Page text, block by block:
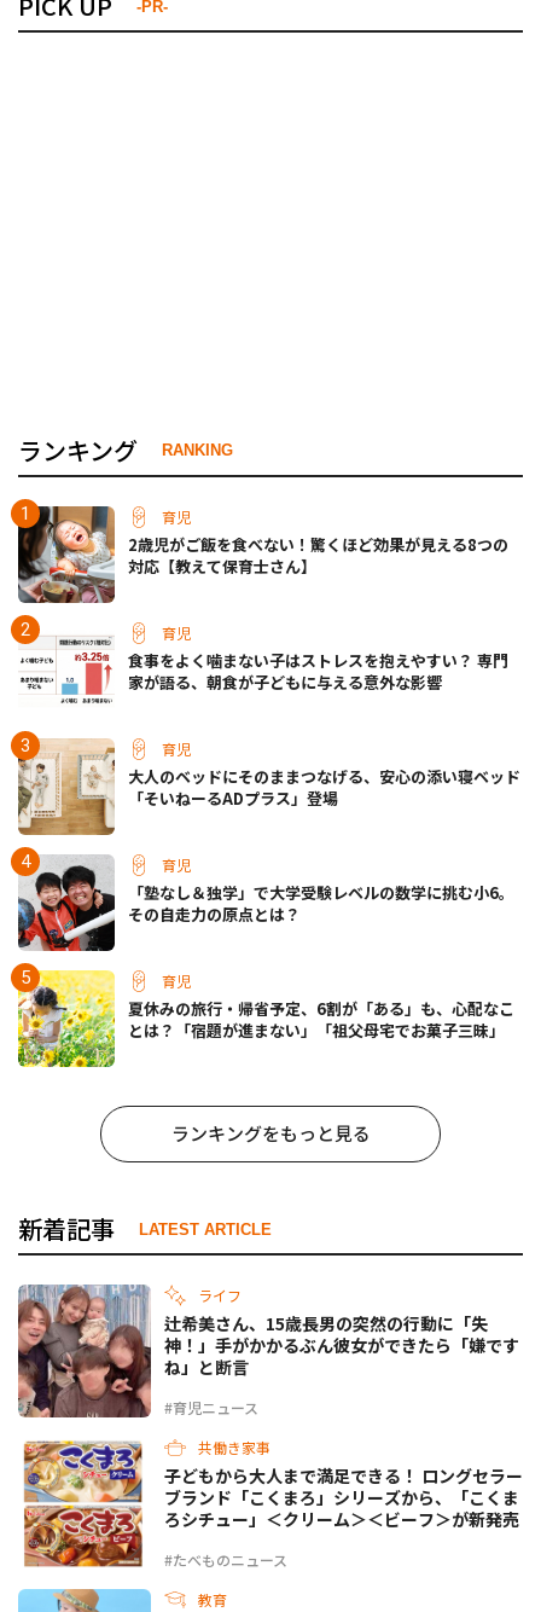
-PR-
ランキング RANKING
育児
2歳児がご飯を食べない！驚くほど効果が見える8つの
対応【教えて保育士さん】
育児
食事をよく噛まない子はストレスを抱えやすい？ 専門
家が語る、朝食が子どもに与える意外な影響
育児
大人のベッドにそのままつなげる、安心の添い寝ベッド
「そいねーるADプラス」登場
育児
「塾なし＆独学」で大学受験レベルの数学に挑む小6。
その自走力の原点とは？
育児
夏休みの旅行・帰省予定、6割が「ある」も、心配なこ
とは？「宿題が進まない」「祖父母宅でお菓子三昧」
ランキングをもっと見る
新着記事 LATEST ARTICLE
ライフ
#育児ニュース
辻希美さん、15歳長男の突然の行動に「失
神！」手がかかるぶん彼女ができたら「嫌です
ね」と断言
共働き家事
#たべものニュース
子どもから大人まで満足できる！ ロングセラー
ブランド「こくまろ」シリーズから、「こくま
ろシチュー」＜クリーム＞＜ビーフ＞が新発売
教育